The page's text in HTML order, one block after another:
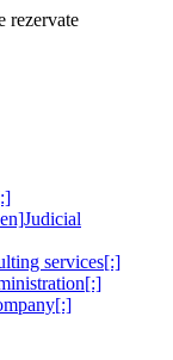
rezervate
services[:]